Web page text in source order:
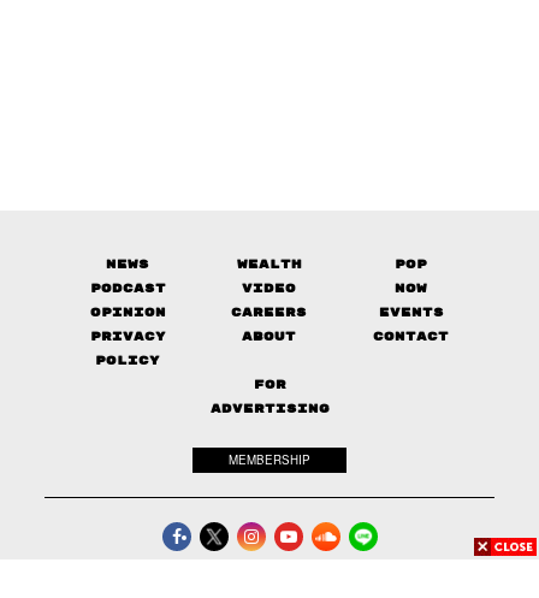
News Wealth
Pop
Podcast
Video
Now
Opinion
Careers
Events
Privacy
Policy
About Contact
FOR
ADVERTISING
MEMBERSHIP